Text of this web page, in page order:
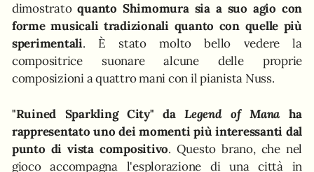
dimostratoquanto Shimomura sia a suo agio con
forme musicali tradizionali quanto con quelle più
sperimentali. È stato molto bello vedere la
compositrice suonare alcune delle proprie
composizioni a quattro mani con il pianista Nuss.
"Ruined Sparkling City" daLegend of Mana ha
rappresentato uno dei momenti più interessanti dal
punto di vista compositivo. Questo brano, che nel
gioco accompagna l'esplorazione di una città in